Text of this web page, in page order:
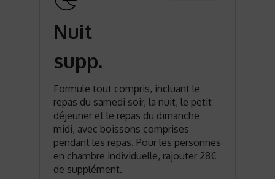
Nuit
supp.
Formule tout compris, incluant le
repas du samedi soir, la nuit, le petit
déjeuner et le repas du dimanche
midi, avec boissons comprises
pendant les repas. Pour les personnes
en chambre individuelle, rajouter 28€
de supplément.